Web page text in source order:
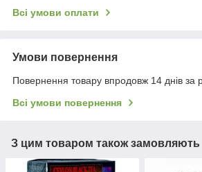
Всі умови оплати
Умови повернення
Повернення товару впродовж 14 днів за
Всі умови повернення
З цим товаром також замовляють